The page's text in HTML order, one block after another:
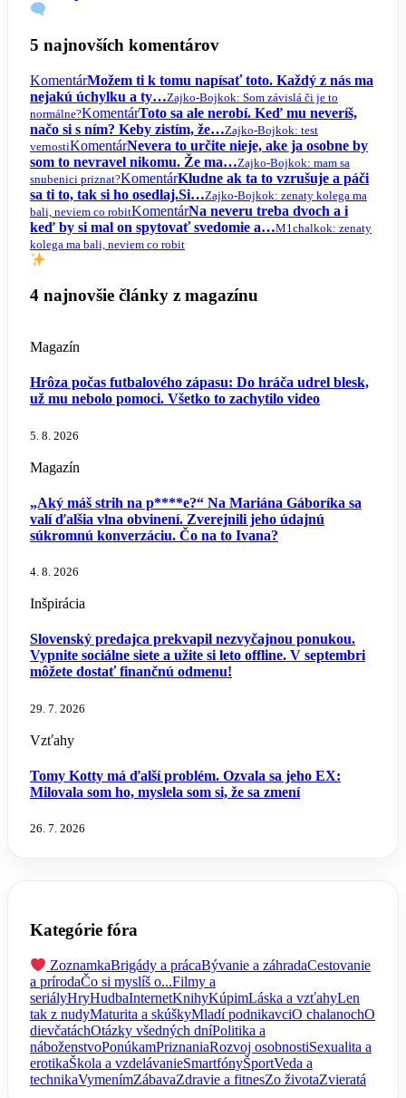
5 najnovších komentárov
KomentárMožem ti k tomu napísať toto. Každý z nás ma
nejakú úchylku a ty…Zajko-Bojkok: Som závislá či je to
normálne?KomentárToto sa ale nerobí. Keď mu neveríš,
načo si s ním? Keby zistím, že…Zajko-Bojkok: test
vernostiKomentárNevera to určite nieje, ake ja osobne by
som to nevravel nikomu. Že ma…Zajko-Bojkok: mam sa
snubenici priznat?KomentárKludne ak ta to vzrušuje a páči
sa ti to, tak si ho osedlaj.Si…Zajko-Bojkok: zenaty kolega ma
bali, neviem co robitKomentárNa neveru treba dvoch a i
keď by si mal on spytovať svedomie a…M1chalkok: zenaty
kolega ma bali, neviem co robit
4 najnovšie články z magazínu
Magazín
Hrôza počas futbalového zápasu: Do hráča udrel blesk,
už mu nebolo pomoci. Všetko to zachytilo video
5. 8. 2026
Magazín
„Aký máš strih na p****e?“ Na Mariána Gáboríka sa
valí ďalšia vlna obvinení. Zverejnili jeho údajnú
súkromnú konverzáciu. Čo na to Ivana?
4. 8. 2026
Inšpirácia
Slovenský predajca prekvapil nezvyčajnou ponukou.
Vypnite sociálne siete a užite si leto offline. V septembri
môžete dostať finančnú odmenu!
29. 7. 2026
Vzťahy
Tomy Kotty má ďalší problém. Ozvala sa jeho EX:
Milovala som ho, myslela som si, že sa zmení
26. 7. 2026
Kategórie fóra
ZoznamkaBrigády a prácaBývanie a záhradaCestovanie
a prírodaČo si myslíš o...Filmy a
seriályHryHudbaInternetKnihyKúpimLáska a vzťahyLen
tak z nudyMaturita a skúškyMladí podnikavciO chalanochO
dievčatáchOtázky všedných dníPolitika a
náboženstvoPonúkamPriznaniaRozvoj osobnostiSexualita a
erotikaŠkola a vzdelávanieSmartfónyŠportVeda a
technikaVymenímZábavaZdravie a fitnesZo životaZvieratá